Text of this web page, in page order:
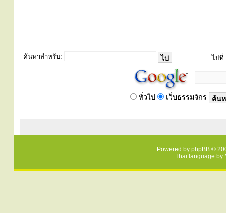
ค้นหาสำหรับ: ไปที่:
ทั่วไป เว็บธรรมจักร
Powered by phpBB ©
Thai language by